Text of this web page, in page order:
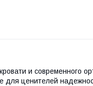
и современного
для ценителей